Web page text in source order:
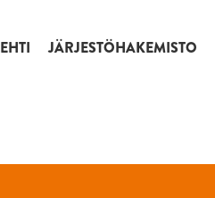
JÄRJESTÖHAKEMISTO